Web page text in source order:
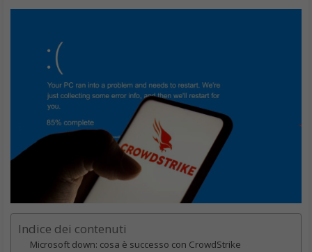
Indice dei contenuti
Microsoft down: cosa è successo con CrowdStrike